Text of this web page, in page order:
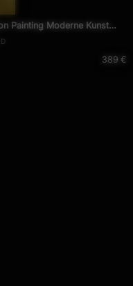
Painting Moderne Kunst
grün hochwertig
389 €